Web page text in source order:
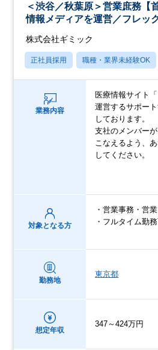
＜渋谷／秋葉原＞営業庶務【
情報メディアを運営／フレッ
株式会社ギミック
正社員採用 職種・業界未経験OK
業務内容
医療情報サイト
運営するサポー
しております。
支社のメンバー
こなえるよう、
してください。
対象となる方
・営業事務・営
・フルタイム勤
勤務地
東京都
想定年収
347～424万円